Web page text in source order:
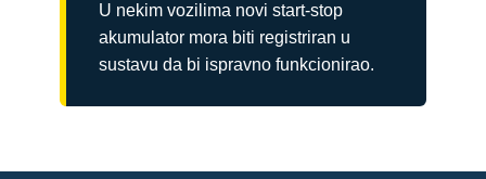
U nekim vozilima novi start-stop
akumulator mora biti registriran u
sustavu da bi ispravno funkcionirao.